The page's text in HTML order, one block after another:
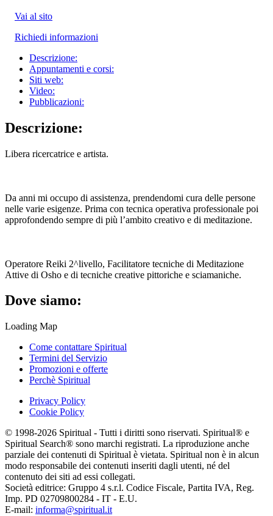
Vai al sito
Richiedi informazioni
Descrizione:
Appuntamenti e corsi:
Siti web:
Video:
Pubblicazioni:
Descrizione:
Libera ricercatrice e artista.
Da anni mi occupo di assistenza, prendendomi cura delle persone
nelle varie esigenze. Prima con tecnica operativa professionale poi
approfondendo sempre di più l’ambito creativo e di meditazione.
Operatore Reiki 2^livello, Facilitatore tecniche di Meditazione
Attive di Osho e di tecniche creative pittoriche e sciamaniche.
Dove siamo:
Loading Map
Come contattare Spiritual
Termini del Servizio
Promozioni e offerte
Perchè Spiritual
Privacy Policy
Cookie Policy
© 1998-2026 Spiritual - Tutti i diritti sono riservati. Spiritual® e
Spiritual Search® sono marchi registrati. La riproduzione anche
parziale dei contenuti di Spiritual è vietata. Spiritual non è in alcun
modo responsabile dei contenuti inseriti dagli utenti, né del
contenuto dei siti ad essi collegati.
Società editrice: Gruppo 4 s.r.l. Codice Fiscale, Partita IVA, Reg.
Imp. PD 02709800284 - IT - E.U.
E-mail: informa@spiritual.it